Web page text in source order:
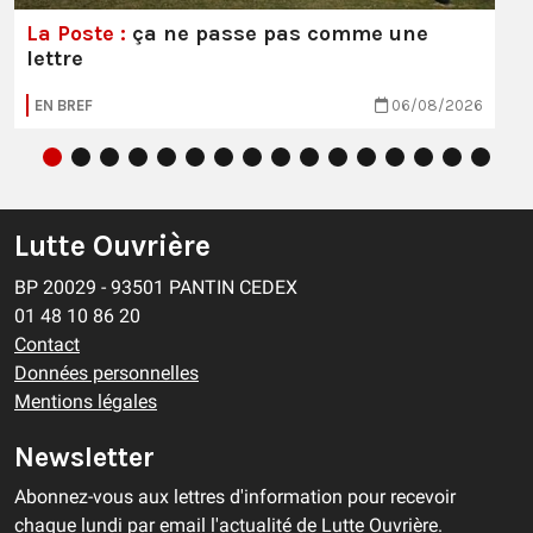
La Poste : ça ne passe pas comme une
lettre
EN BREF 06/08/2026
Lutte Ouvrière
BP 20029 - 93501 PANTIN CEDEX
01 48 10 86 20
Contact
Données personnelles
Mentions légales
Newsletter
Abonnez-vous aux lettres d'information pour recevoir
chaque lundi par email l'actualité de Lutte Ouvrière.